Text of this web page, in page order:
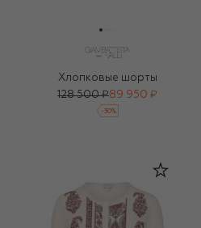
Хлопковые шорты
128 500 ₽89 950 ₽
-30%